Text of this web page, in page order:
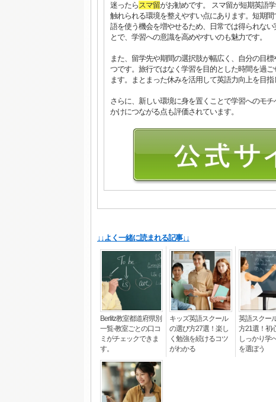
迷ったらスマ留がお勧めです。 スマ留が短期英語
触れられる環境を整えやすい点にあります。短期
語を使う機会を増やせるため、日常では得られな
とで、学習への意識を高めやすいのも魅力です。
また、留学先や期間の選択肢が幅広く、自分の目
つです。旅行ではなく学習を目的とした時間を過
ます。まとまった休みを活用して英語力向上を目
さらに、新しい環境に身を置くことで学習へのモ
かけにつながる点も評価されています。
↓↓よく一緒に読まれる記事↓↓
Berlitz教室都道府県別
一覧-教室ごとの口コ
ミがチェックできま
す。
キッズ英語スクール
の選び方27選！楽し
く勉強を続けるコツ
がわかる
英語スクー
方21選！初
しっかり学
を選ぼう